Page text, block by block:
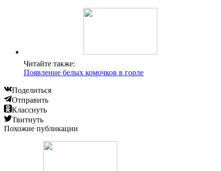
Читайте также:
Появление белых комочков в горле
Поделиться
Отправить
Класснуть
Твитнуть
Похожие публикации